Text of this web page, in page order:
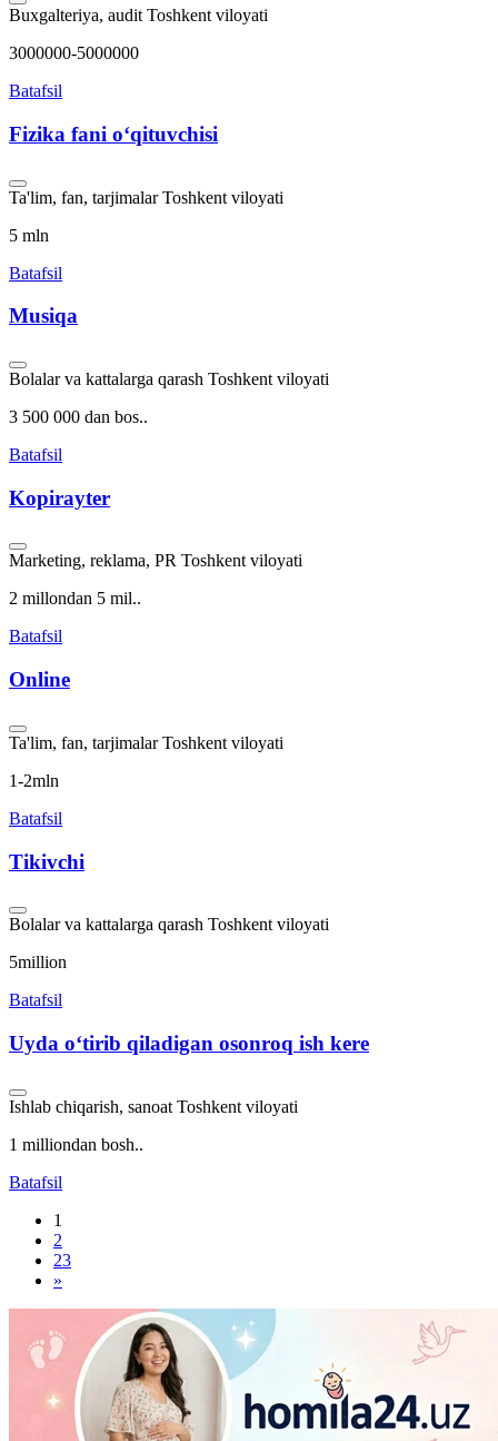
Buxgalteriya, audit Toshkent viloyati
3000000-5000000
Batafsil
Fizika fani oʻqituvchisi
Ta'lim, fan, tarjimalar Toshkent viloyati
5 mln
Batafsil
Musiqa
Bolalar va kattalarga qarash Toshkent viloyati
3 500 000 dan bos..
Batafsil
Kopirayter
Marketing, reklama, PR Toshkent viloyati
2 millondan 5 mil..
Batafsil
Online
Ta'lim, fan, tarjimalar Toshkent viloyati
1-2mln
Batafsil
Tikivchi
Bolalar va kattalarga qarash Toshkent viloyati
5million
Batafsil
Uyda oʻtirib qiladigan osonroq ish kere
Ishlab chiqarish, sanoat Toshkent viloyati
1 milliondan bosh..
Batafsil
1
2
23
»